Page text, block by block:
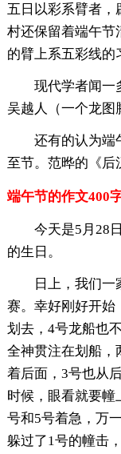
五日以彩系臂者，
村还保留着端午节
的臂上系五彩线的
现代学者闻一
吴越人（一个龙图
还有的认为端
至节。范晔的《后
端午节的作文400
今天是5月28
的生日。
日上，我们
赛。幸好刚好开始
划去，4号龙船也
全神贯注在划船，
着后面，3号也从
时候，眼看就要幢
号和5号着急，万
躲过了1号的幢击